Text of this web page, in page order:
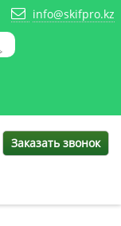
info@skifpro.kz
Заказать звонок